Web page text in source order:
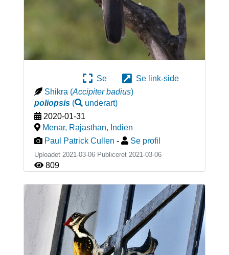
Se
Se link-side
Shikra (Accipiter badius)
poliopsis( underart)
2020-01-31
Menar, Rajasthan, Indien
Paul Patrick Cullen - Se profil
Uploadet 2021-03-06 Publiceret 2021-03-06
809